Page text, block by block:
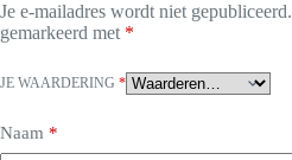
Je e-mailadres wordt niet gepubliceerd.
gemarkeerd met *
JE WAARDERING *
Naam *